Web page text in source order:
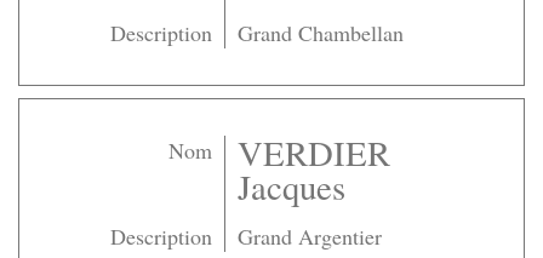
Description Grand Chambellan
Nom VERDIER
Jacques
Description Grand Argentier